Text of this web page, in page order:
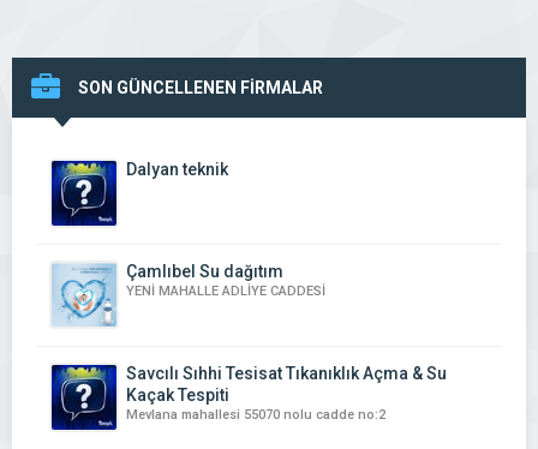
SON GÜNCELLENEN FİRMALAR
Dalyan teknik
Çamlıbel Su dağıtım
YENİ MAHALLE ADLİYE CADDESİ
Savcılı Sıhhi Tesisat Tıkanıklık Açma & Su
Kaçak Tespiti
Mevlana mahallesi 55070 nolu cadde no:2